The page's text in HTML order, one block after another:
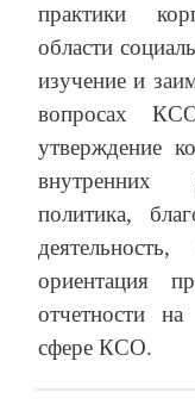
практики
области
изучение и
вопросах
утверждение
внутренних
политика,
ориентация
отчетности
сфере КСО.